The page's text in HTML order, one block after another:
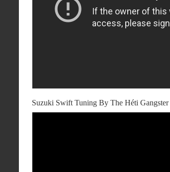
Suzuki Swift Tuning By The Héti